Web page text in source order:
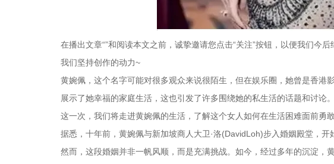
在播出文章“”和阅读本文之前，诚挚邀请您点击“关注”按钮，以便我们今
我们坚持创作的动力~
黄婉佩，这个名字可能对很多观众来说很陌生，但在娱乐圈，她曾是香港
展示了她幸福的家庭生活，这也引发了许多围绕她的私生活的话题和讨论。
这一次，我们将走进黄婉佩的生活，了解这个女人如何在生活困难面前勇
据悉，十年前，黄婉佩与新加坡商人大卫·洛(DavidLoh)步入婚姻殿堂，开
然而，这段婚姻并非一帆风顺，而是充满挑战。如今，经过多年的沉淀，